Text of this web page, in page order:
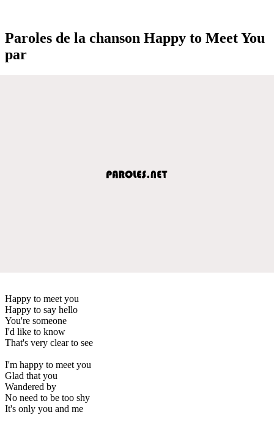
Paroles de la chanson Happy to Meet You
par
Happy to meet you
Happy to say hello
You're someone
I'd like to know
That's very clear to see
I'm happy to meet you
Glad that you
Wandered by
No need to be too shy
It's only you and me